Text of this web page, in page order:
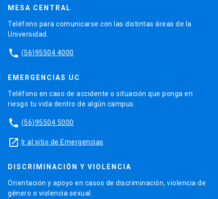
MESA CENTRAL
Teléfono para comunicarse con las distintas áreas de la
Universidad.
phone (56)95504 4000
EMERGENCIAS UC
Teléfono en caso de accidente o situación que ponga en
riesgo tu vida dentro de algún campus.
phone (56)95504 5000
launch Ir al sitio de Emergencias
DISCRIMINACIÓN Y VIOLENCIA
Orientación y apoyo en casos de discriminación, violencia de
género o violencia sexual.